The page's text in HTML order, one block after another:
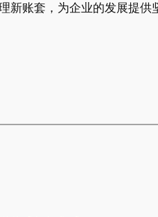
账套，为企业的发展提供